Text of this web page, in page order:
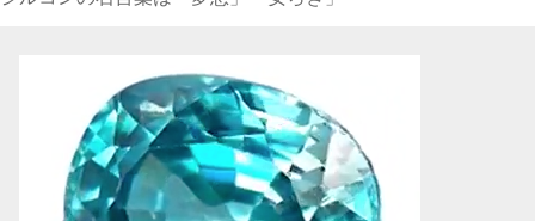
タンザナイトの石言葉は「高貴」「知性」「冷静」「希望」
出典：https://www.gemstone-wiki.com/073-tanzanite.html